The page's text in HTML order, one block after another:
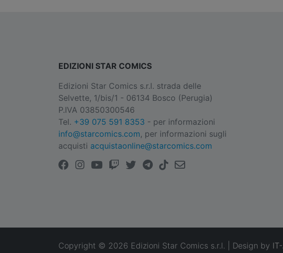
EDIZIONI STAR COMICS
Edizioni Star Comics s.r.l. strada delle
Selvette, 1/bis/1 - 06134 Bosco (Perugia)
P.IVA 03850300546
Tel. +39 075 591 8353 - per informazioni
info@starcomics.com, per informazioni sugli
acquisti acquistaonline@starcomics.com
Copyright © 2026 Edizioni Star Comics s.r.l. | Design by